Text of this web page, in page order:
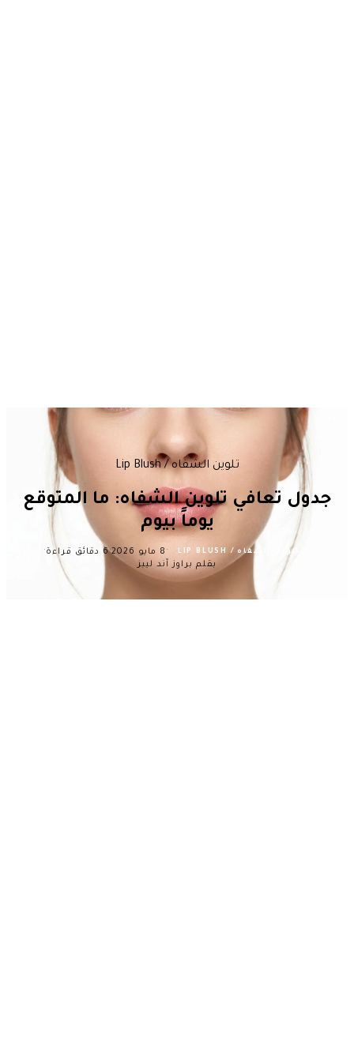
تلوين الشفاه / Lip Blush
جدول تعافي تلوين الشفاه: ما المتوقع
يوماً بيوم
تلوين الشفاه / LIP BLUSH · 8 مايو 2026 ·6 دقائق قراءة ·
بقلم براوز آند ليبز